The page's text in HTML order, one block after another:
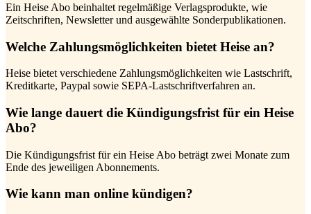
Ein Heise Abo beinhaltet regelmäßige Verlagsprodukte, wie
Zeitschriften, Newsletter und ausgewählte Sonderpublikationen.
Welche Zahlungsmöglichkeiten bietet Heise an?
Heise bietet verschiedene Zahlungsmöglichkeiten wie Lastschrift,
Kreditkarte, Paypal sowie SEPA-Lastschriftverfahren an.
Wie lange dauert die Kündigungsfrist für ein Heise
Abo?
Die Kündigungsfrist für ein Heise Abo beträgt zwei Monate zum
Ende des jeweiligen Abonnements.
Wie kann man online kündigen?